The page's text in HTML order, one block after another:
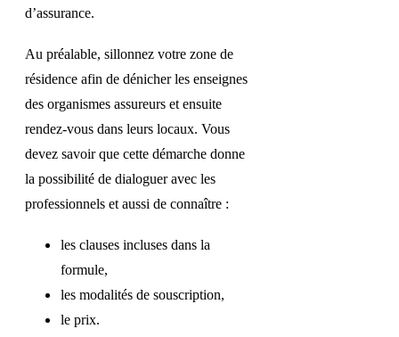
d’assurance.
Au préalable, sillonnez votre zone de
résidence afin de dénicher les enseignes
des organismes assureurs et ensuite
rendez-vous dans leurs locaux. Vous
devez savoir que cette démarche donne
la possibilité de dialoguer avec les
professionnels et aussi de connaître :
les clauses incluses dans la
formule,
les modalités de souscription,
le prix.